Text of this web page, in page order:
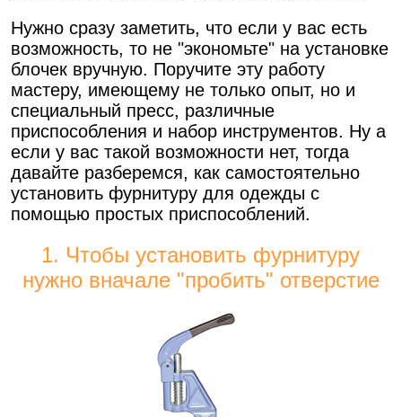
Нужно сразу заметить, что если у вас есть
возможность, то не "экономьте" на установке
блочек вручную. Поручите эту работу
мастеру, имеющему не только опыт, но и
специальный пресс, различные
приспособления и набор инструментов. Ну а
если у вас такой возможности нет, тогда
давайте разберемся, как самостоятельно
установить фурнитуру для одежды с
помощью простых приспособлений.
1. Чтобы установить фурнитуру
нужно вначале "пробить" отверстие